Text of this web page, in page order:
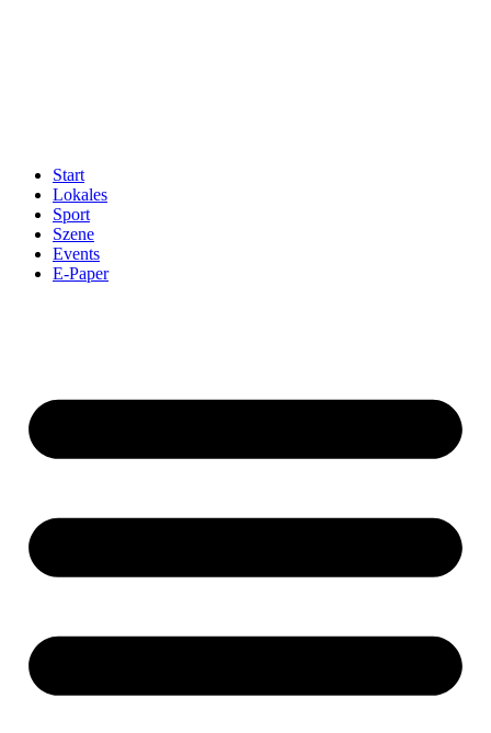
Start
Lokales
Sport
Szene
Events
E-Paper